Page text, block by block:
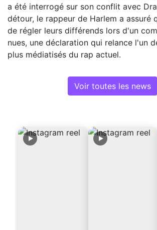
a été interrogé sur son conflit avec
détour, le rappeur de Harlem a assuré
de régler leurs différends lors d'un
nues, une déclaration qui relance l'un
plus médiatisés du rap actuel.
Voir toutes les news